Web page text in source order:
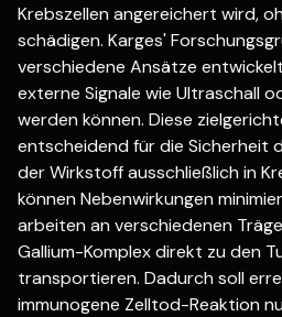
Krebszellen angereichert wird,
schädigen. Karges'
verschiedene Ansätze
externe Signale wie Ultraschall
werden können. Diese
entscheidend für die Sicherheit
der Wirkstoff ausschließlich in
können Nebenwirkungen
arbeiten an verschiedenen
Gallium-Komplex direkt zu den
transportieren. Dadurch soll
immunogene Zelltod-Reaktion